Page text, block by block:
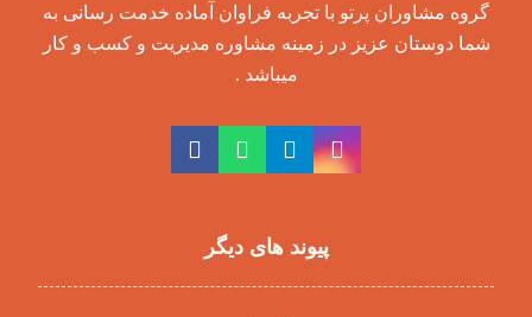
گروه مشاوران پرتو با تجربه فراوان آماده خدمت رسانی به
شما دوستان عزیز در زمینه مشاوره مدیریت و کسب و کار
میباشد .
پیوند های دیگر